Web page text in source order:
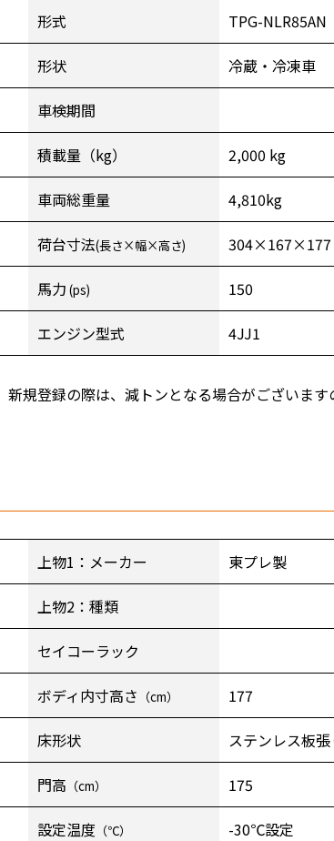
形式 TPG-NLR85AN
形状 冷蔵・冷凍車
車検期間
積載量（kg） 2,000 kg
車両総重量 4,810kg
荷台寸法(長さ×幅×高さ) 304×167×177
馬力 (ps) 150
エンジン型式
4JJ1
規登録の際は、減トンとなる場合がございます
上物1：メーカー 東プレ製
上物2：種類
セイコーラック
ボディ内寸高さ （cm） 177
床形状 ステンレス板
門高 （cm） 175
設定温度 （℃） -30℃設定